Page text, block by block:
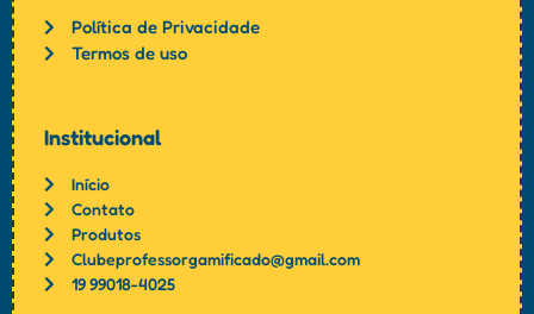
Política de Privacidade
Termos de uso
Institucional
Início
Contato
Produtos
Clubeprofessorgamificado@gmail.com
19 99018-4025